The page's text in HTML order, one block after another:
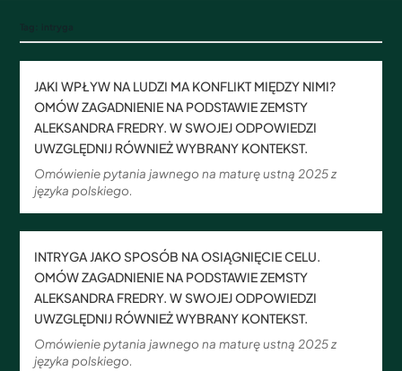
JAKI WPŁYW NA LUDZI MA KONFLIKT MIĘDZY NIMI?
OMÓW ZAGADNIENIE NA PODSTAWIE ZEMSTY
ALEKSANDRA FREDRY. W SWOJEJ ODPOWIEDZI
UWZGLĘDNIJ RÓWNIEŻ WYBRANY KONTEKST.
Omówienie pytania jawnego na maturę ustną 2025 z
języka polskiego.
INTRYGA JAKO SPOSÓB NA OSIĄGNIĘCIE CELU.
OMÓW ZAGADNIENIE NA PODSTAWIE ZEMSTY
ALEKSANDRA FREDRY. W SWOJEJ ODPOWIEDZI
UWZGLĘDNIJ RÓWNIEŻ WYBRANY KONTEKST.
Omówienie pytania jawnego na maturę ustną 2025 z
języka polskiego.